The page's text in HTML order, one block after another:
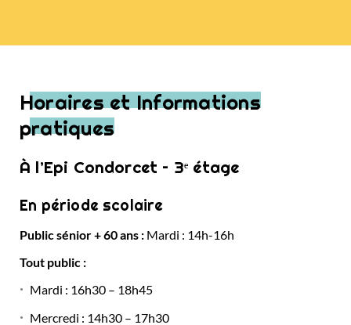
Horaires et Informations
pratiques
À l’Epi Condorcet – 3ᵉ étage
En période scolaire
Public sénior + 60 ans : Mardi : 14h-16h
Tout public :
Mardi : 16h30 – 18h45
Mercredi : 14h30 – 17h30